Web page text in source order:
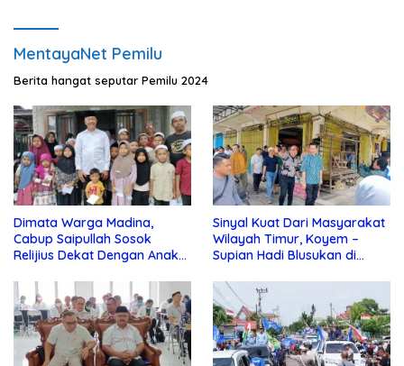
MentayaNet Pemilu
Berita hangat seputar Pemilu 2024
Dimata Warga Madina,
Cabup Saipullah Sosok
Relijius Dekat Dengan Anak
Sinyal Kuat Dari Masyarakat
Wilayah Timur, Koyem –
Supian Hadi Blusukan di